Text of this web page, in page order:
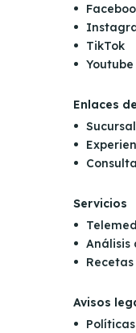
TikTok
Youtube
Enlaces
Servicios
Análisis
Avisos